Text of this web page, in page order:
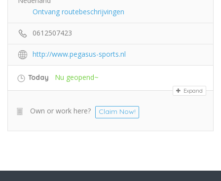
Ontvang routebeschrijvingen
0612507423
http://www.pegasus-sports.nl
Today Nu geopend~
Expand
Own or work here? Claim Now!